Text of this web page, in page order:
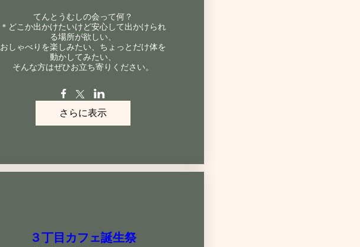
てんとうむしの会って何？
＊どこか出かけたいけど安心して出かけられ
る場所が欲しい、
おしゃべりを楽しみたい、ちょっとだけ体を
動かしてみたい、
そんな方はぜひお立ち寄りください。
さらに表示
３丁目カフェ誕生祭